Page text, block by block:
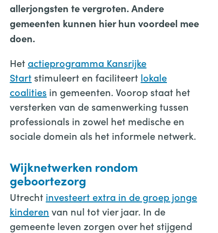
allerjongsten te vergroten. Andere
gemeenten kunnen hier hun voordeel mee
doen.
Het actieprogramma Kansrijke
Start stimuleert en faciliteert lokale
coalities in gemeenten. Voorop staat het
versterken van de samenwerking tussen
professionals in zowel het medische en
sociale domein als het informele netwerk.
Wijknetwerken rondom
geboortezorg
Utrecht investeert extra in de groep jonge
kinderen van nul tot vier jaar. In de
gemeente leven zorgen over het stijgend